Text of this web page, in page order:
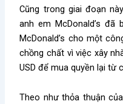
Cũng trong giai đoạn
anh em McDonald’s
McDonald’s cho một
chồng chất vì việc xây
USD để mua quyền lại từ
Theo như thỏa thuận